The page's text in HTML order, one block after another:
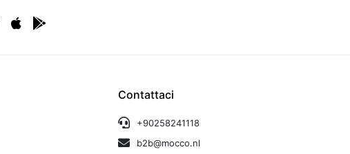
Contattaci
+90258241118
b2b@mocco.nl